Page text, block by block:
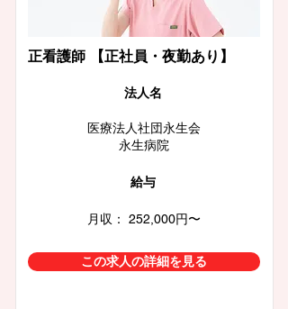
正看護師 【正社員・夜勤あり】
​法人名
医療法人社団永生会
永生病院
給与
月収： 252,000円〜
この求人の詳細を見る